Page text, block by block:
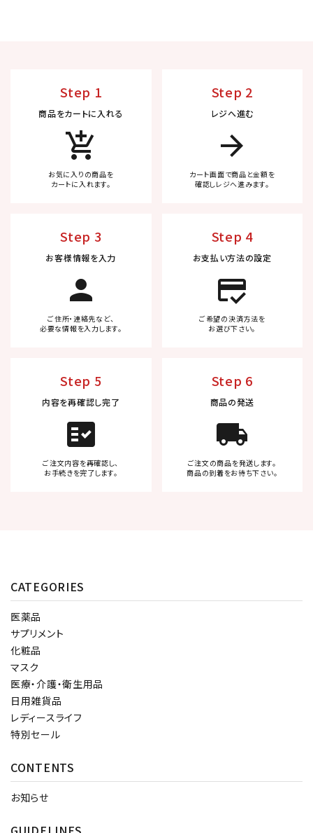
Step 1
商品をカートに入れる
add_shopping_cart
お気に入りの商品を
カートに入れます。
Step 2
レジへ進む
arrow_forward
カート画面で商品と金額を
確認しレジへ進みます。
Step 3
お客様情報を入力
person
ご住所・連絡先など、
必要な情報を入力します。
Step 4
お支払い方法の設定
credit_score
ご希望の決済方法を
お選び下さい。
Step 5
内容を再確認し完了
fact_check
ご注文内容を再確認し、
お手続きを完了します。
Step 6
商品の発送
local_shipping
ご注文の商品を発送します。
商品の到着をお待ち下さい。
CATEGORIES
医薬品
サプリメント
化粧品
マスク
医療・介護・衛生用品
日用雑貨品
レディースライフ
特別セール
CONTENTS
お知らせ